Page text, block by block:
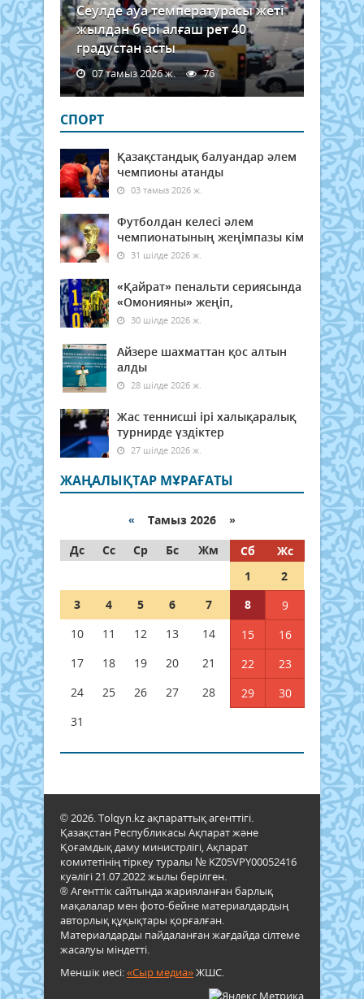
Сеулде ауа температурасы жеті
жылдан бері алғаш рет 40
градустан асты
07 тамыз 2026 ж. 76
СПОРТ
Қазақстандық балуандар әлем
чемпионы атанды
03 тамыз 2026 ж.
Футболдан келесі әлем
чемпионатының жеңімпазы кім
31 шілде 2026 ж.
«Қайрат» пенальти сериясында
«Омонияны» жеңіп,
30 шілде 2026 ж.
Айзере шахматтан қос алтын
алды
28 шілде 2026 ж.
Жас теннисші ірі халықаралық
турнирде үздіктер
27 шілде 2026 ж.
ЖАҢАЛЫҚТАР МҰРАҒАТЫ
« Тамыз 2026 »
Дс
Сс Ср Бс Жм Сб
Жс
1
2
3
4 5 6 7 8
9
10
11 12 13 14 15
16
17
18 19 20 21 22
23
24
25 26 27 28 29
30
31
© 2026. Tolqyn.kz ақпараттық агенттігі.
Қазақстан Республикасы Ақпарат және
Қоғамдық даму министрлігі, Ақпарат
комитетінің тіркеу туралы № KZ05VPY00052416
куәлігі 21.07.2022 жылы берілген.
® Агенттік сайтында жарияланған барлық
мақалалар мен фото-бейне материалдардың
авторлық құқықтары қорғалған.
Материалдарды пайдаланған жағдайда сілтеме
жасалуы міндетті.
Меншік иесі:«Сыр медиа»ЖШС.